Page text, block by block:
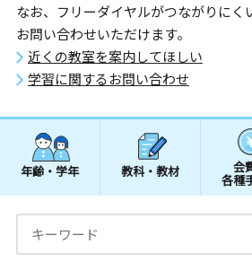
なお、フリーダイヤルがつながりにく
お問い合わせいただけます。
近くの教室を案内してほしい
学習に関するお問い合わせ
年齢・学年 教科・教材 会
各種